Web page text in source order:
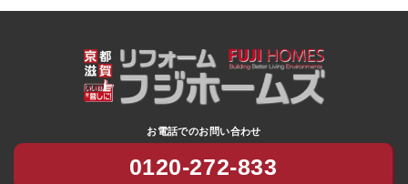
お電話でのお問い合わせ
0120-272-833